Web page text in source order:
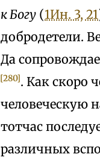
к Богу (1Ин. 3, 21
добродетели.
Да
[280]. Как скоро
человеческую
тотчас
различных